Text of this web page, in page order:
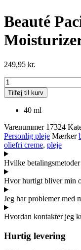
Beauté
249,95 kr.
Beauté
Pacifique
|
Moisturizer
antal
Tilføj til kurv
40 ml
Varenummer 17324
Personlig pleje Mærker
oliefri creme, pleje
Hvilke betalingsmetoder
Hvor hurtigt bliver min
Jeg har problemer med
Hvordan kontakter jeg
Hurtig levering